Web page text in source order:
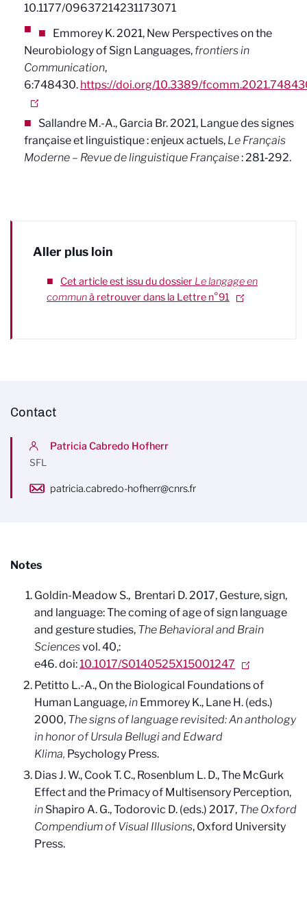
10.1177/09637214231173071
Emmorey K. 2021, New Perspectives on the
Neurobiology of Sign Languages, frontiers in
Communication,
6:748430. https://doi.org/10.3389/
Sallandre M.-A., Garcia Br. 2021, Langue des signes
française et linguistique : enjeux actuels, Le Français
Moderne – Revue de linguistique Française: 281‑292.
Aller plus loin
Cet article est issu du dossier Le langage en
communà retrouver dans la Lettre n°91
Contact
Patricia Cabredo Hofherr
SFL
patricia.cabredo-hofherr@cnrs.fr
Notes
Goldin-Meadow S., Brentari D. 2017, Gesture, sign,
and language: The coming of age of sign language
and gesture studies, The Behavioral and Brain
Sciencesvol. 40,:
e46. doi:10.1017/S0140525X15001247
Petitto L.-A., On the Biological Foundations of
Human Language, in Emmorey K., Lane H. (eds.)
2000, The signs of language revisited: An anthology
in honor of Ursula Bellugi and Edward
Klima, Psychology Press.
Dias J. W., Cook T. C., Rosenblum L. D., The McGurk
Effect and the Primacy of Multisensory Perception,
in Shapiro A. G., Todorovic D. (eds.) 2017, The Oxford
Compendium of Visual Illusions, Oxford University
Press.